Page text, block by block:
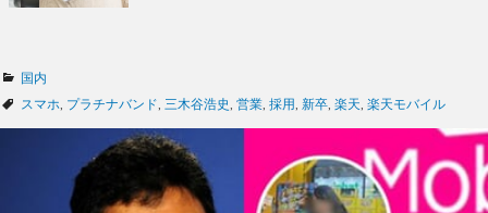
カ
テ
国内
タ
スマホ プラチナバンド 三木谷浩史 営業 採用 新卒 楽天 楽天モバイル